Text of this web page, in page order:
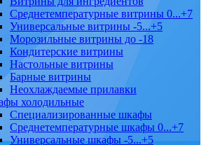
Среднетемпературные витрины 0...+7
Универсальные витрины -5...+5
Морозильные витрины до -18
Кондитерские витрины
Настольные витрины
Барные витрины
Неохлаждаемые прилавки
холодильные
Cпециализированные шкафы
Среднетемпературные шкафы 0...+7
Универсальные шкафы -5...+5